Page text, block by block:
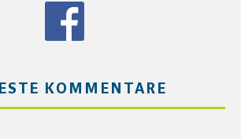
KOMMENTARE